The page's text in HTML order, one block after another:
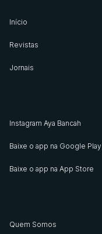
Início
Revistas
Jornais
Instagram Aya Bancah
Baixe o app na Google Play
Baixe o app na App Store
Quem Somos